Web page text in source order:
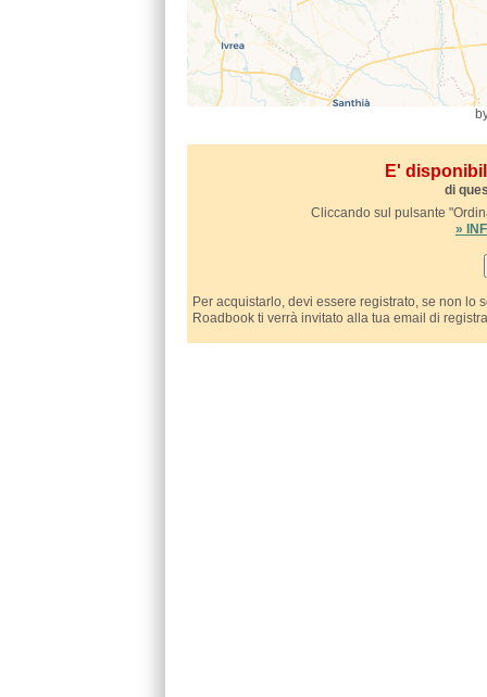
E'
di
Cliccando sul pulsante
»
Per acquistarlo, devi essere registrato, se non lo
Roadbook ti verrà invitato alla tua email di